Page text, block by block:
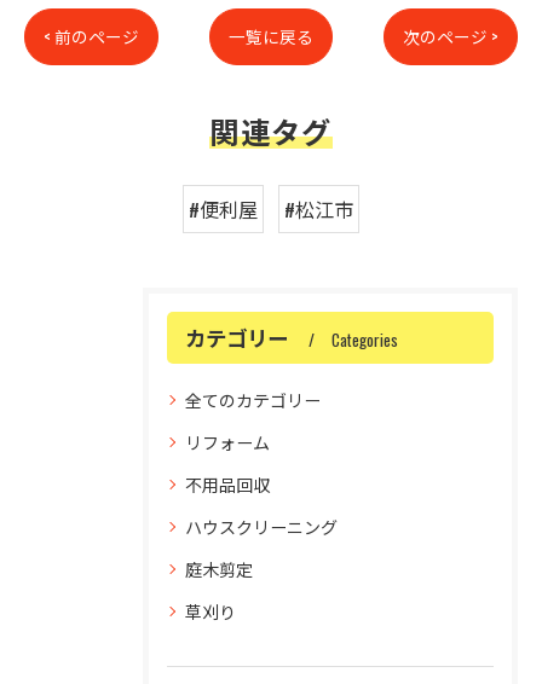
< 前のページ 一覧に戻る 次のページ >
関連タグ
#便利屋 #松江市
カテゴリー Categories
全てのカテゴリー
リフォーム
不用品回収
ハウスクリーニング
庭木剪定
草刈り